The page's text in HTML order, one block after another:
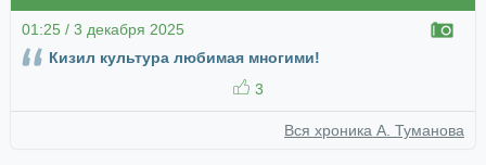
01:25 / 3 декабря 2025
Кизил культура любимая многими!
3
Вся хроника А. Туманова